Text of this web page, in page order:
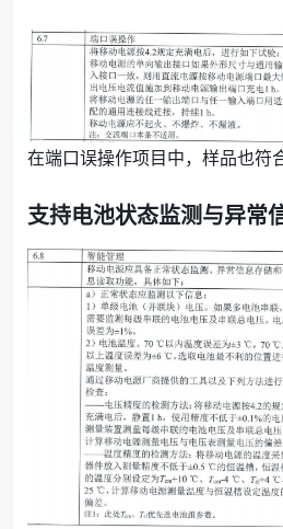
在端口误操作项目中，样品也符
支持电池状态监测与异常